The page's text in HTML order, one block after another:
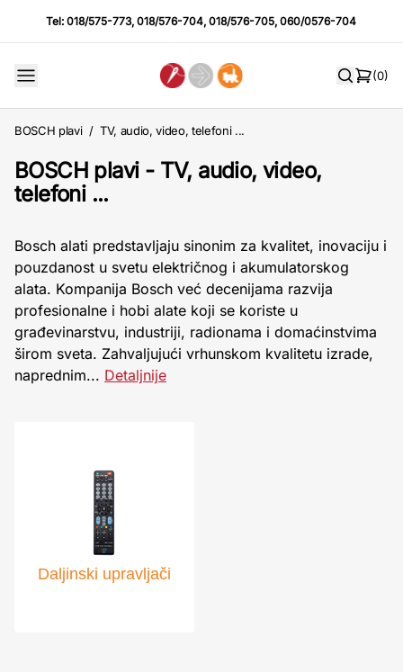
Tel:018/575-773,018/576-704,018/576-705,060/0576-704
(0)
BOSCH plavi / TV, audio, video, telefoni ...
BOSCH plavi - TV, audio, video,
telefoni ...
Bosch alati predstavljaju sinonim za kvalitet, inovaciju i
pouzdanost u svetu električnog i akumulatorskog
alata. Kompanija Bosch već decenijama razvija
profesionalne i hobi alate koji se koriste u
građevinarstvu, industriji, radionama i domaćinstvima
širom sveta. Zahvaljujući vrhunskom kvalitetu izrade,
naprednim... Detaljnije
Daljinski upravljači